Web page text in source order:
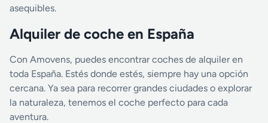
asequibles.
Alquiler de coche en España
Con Amovens, puedes encontrar coches de alquiler en
toda España. Estés donde estés, siempre hay una opción
cercana. Ya sea para recorrer grandes ciudades o explorar
la naturaleza, tenemos el coche perfecto para cada
aventura.